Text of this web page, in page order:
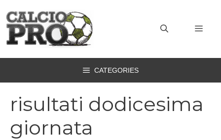
contenuto
CATEGORIES
risultati dodicesima
giornata